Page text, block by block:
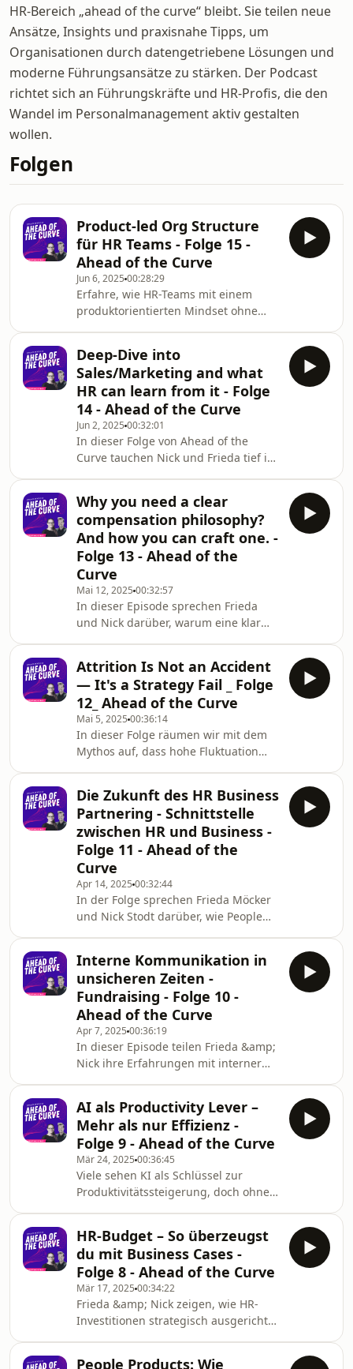
HR-Bereich „ahead of the curve“ bleibt. Sie teilen neue
Ansätze, Insights und praxisnahe Tipps, um
Organisationen durch datengetriebene Lösungen und
moderne Führungsansätze zu stärken. Der Podcast
richtet sich an Führungskräfte und HR-Profis, die den
Wandel im Personalmanagement aktiv gestalten
wollen.
Folgen
Product-led Org Structure
für HR Teams - Folge 15 -
Ahead of the Curve
Jun 6, 2025 00:28:29
Erfahre, wie HR-Teams mit einem
produktorientierten Mindset ohne
mit echtem Impact.
Deep-Dive into
Sales/Marketing and what
HR can learn from it - Folge
14 - Ahead of the Curve
Jun 2, 2025 00:32:01
In dieser Folge von Ahead of the
Curve tauchen Nick und Frieda tief in
Perspektive. Sie sprechen darüber,
wie datengetriebene Konzepte wie
der Customer Health Score auf die
Employee Experience übertragbar
sind, was der Employee Lifetime
Value wirklich bedeutet und warum
People Teams öfter über den
Tellerrand schauen sollten. Ein
Why you need a clear
compensation philosophy?
And how you can craft one. -
Folge 13 - Ahead of the
Curve
Mai 12, 2025 00:32:57
In dieser Episode sprechen Frieda
und Nick darüber, warum eine klar
wie man sie strategisch entwickelt.
Sie beleuchten, wie eine gut
durchdachte Vergütungsstrategie
nicht nur dabei hilft, Top-Talente zu
gewinnen und zu halten, sondern
auch langfristig Zeit, Geld und
Nerven spart.
Attrition Is Not an Accident
— It's a Strategy Fail _ Folge
12_ Ahead of the Curve
Mai 5, 2025 00:36:14
In dieser Folge räumen wir mit dem
Mythos auf, dass hohe Fluktuation
Indikator für strategisches Versagen
ist — und wie Unternehmen mit den
richtigen Daten frühzeitig
gegensteuern können. Wir sprechen
darüber, wie man zwischen gesunder
und schädlicher Fluktuation
unterscheidet, warum People-
Analytics heute erfolgskritisch ist und
Die Zukunft des HR Business
Partnering - Schnittstelle
zwischen HR und Business -
Folge 11 - Ahead of the
Curve
Apr 14, 2025 00:32:44
In der Folge sprechen Frieda Möcker
und Nick Stodt darüber, wie People
treffen, statt nur zu unterstützen.
Interne Kommunikation in
unsicheren Zeiten -
Fundraising - Folge 10 -
Ahead of the Curve
Apr 7, 2025 00:36:19
In dieser Episode teilen Frieda &amp;
Nick ihre Erfahrungen mit interner
Finanzierungsrunden.
AI als Productivity Lever –
Mehr als nur Effizienz -
Folge 9 - Ahead of the Curve
Mär 24, 2025 00:36:45
Viele sehen KI als Schlüssel zur
Produktivitätssteigerung, doch ohne
begrenzt. Frieda zeigt, warum es
nicht nur darum geht, schneller zu
arbeiten, sondern die Qualität und
den Impact der Arbeit zu optimieren.
Eine durchdachte Kombination aus KI
und Dateninfrastruktur schafft nicht
nur Effizienz, sondern macht
Unternehmen auch attraktive
HR-Budget – So überzeugst
du mit Business Cases -
Folge 8 - Ahead of the Curve
Mär 17, 2025 00:34:22
Frieda &amp; Nick zeigen, wie HR-
Investitionen strategisch ausgerichtet
People Products: Wie